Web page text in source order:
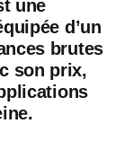
une
d’un
brutes
son prix,